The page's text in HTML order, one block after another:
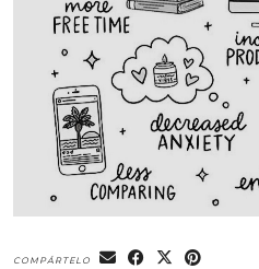
COMPÁRTELO